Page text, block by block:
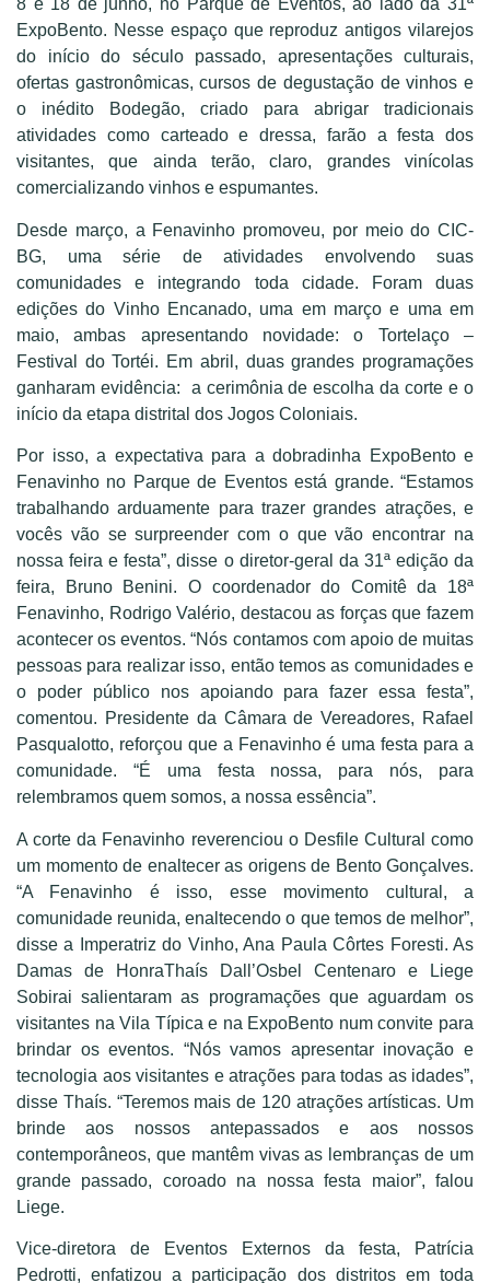
8 e 18 de junho, no Parque de Eventos, ao lado da 31ª
ExpoBento. Nesse espaço que reproduz antigos vilarejos
do início do século passado, apresentações culturais,
ofertas gastronômicas, cursos de degustação de vinhos e
o inédito Bodegão, criado para abrigar tradicionais
atividades como carteado e dressa, farão a festa dos
visitantes, que ainda terão, claro, grandes vinícolas
comercializando vinhos e espumantes.
Desde março, a Fenavinho promoveu, por meio do CIC-
BG, uma série de atividades envolvendo suas
comunidades e integrando toda cidade. Foram duas
edições do Vinho Encanado, uma em março e uma em
maio, ambas apresentando novidade: o Tortelaço –
Festival do Tortéi. Em abril, duas grandes programações
ganharam evidência: a cerimônia de escolha da corte e o
início da etapa distrital dos Jogos Coloniais.
Por isso, a expectativa para a dobradinha ExpoBento e
Fenavinho no Parque de Eventos está grande. “Estamos
trabalhando arduamente para trazer grandes atrações, e
vocês vão se surpreender com o que vão encontrar na
nossa feira e festa”, disse o diretor-geral da 31ª edição da
feira, Bruno Benini. O coordenador do Comitê da 18ª
Fenavinho, Rodrigo Valério, destacou as forças que fazem
acontecer os eventos. “Nós contamos com apoio de muitas
pessoas para realizar isso, então temos as comunidades e
o poder público nos apoiando para fazer essa festa”,
comentou. Presidente da Câmara de Vereadores, Rafael
Pasqualotto, reforçou que a Fenavinho é uma festa para a
comunidade. “É uma festa nossa, para nós, para
relembramos quem somos, a nossa essência”.
A corte da Fenavinho reverenciou o Desfile Cultural como
um momento de enaltecer as origens de Bento Gonçalves.
“A Fenavinho é isso, esse movimento cultural, a
comunidade reunida, enaltecendo o que temos de melhor”,
disse a Imperatriz do Vinho, Ana Paula Côrtes Foresti. As
Damas de HonraThaís Dall’Osbel Centenaro e Liege
Sobirai salientaram as programações que aguardam os
visitantes na Vila Típica e na ExpoBento num convite para
brindar os eventos. “Nós vamos apresentar inovação e
tecnologia aos visitantes e atrações para todas as idades”,
disse Thaís. “Teremos mais de 120 atrações artísticas. Um
brinde aos nossos antepassados e aos nossos
contemporâneos, que mantêm vivas as lembranças de um
grande passado, coroado na nossa festa maior”, falou
Liege.
Vice-diretora de Eventos Externos da festa, Patrícia
Pedrotti, enfatizou a participação dos distritos em toda